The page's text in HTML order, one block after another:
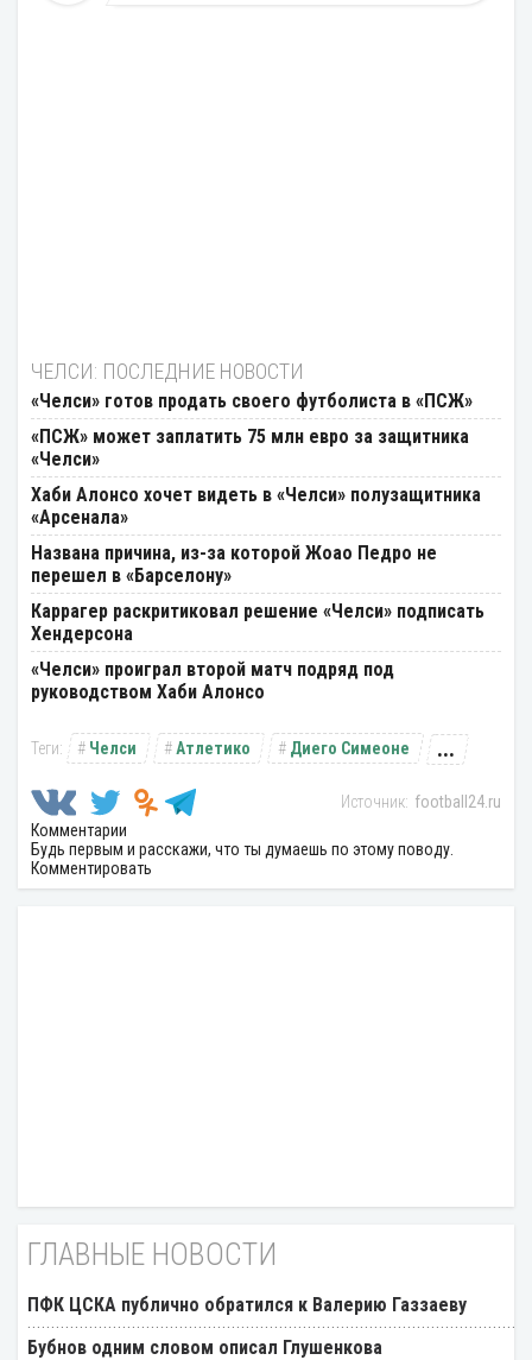
ЧЕЛСИ: ПОСЛЕДНИЕ НОВОСТИ
«Челси» готов продать своего футболиста в «ПСЖ»
«ПСЖ» может заплатить 75 млн евро за защитника
«Челси»
Хаби Алонсо хочет видеть в «Челси» полузащитника
«Арсенала»
Названа причина, из-за которой Жоао Педро не
перешел в «Барселону»
Каррагер раскритиковал решение «Челси» подписать
Хендерсона
«Челси» проиграл второй матч подряд под
руководством Хаби Алонсо
Челси Атлетико Диего Симеоне ...
football24.ru
Комментарии
Будь первым и расскажи, что ты думаешь по этому поводу.
Комментировать
ГЛАВНЫЕ НОВОСТИ
ПФК ЦСКА публично обратился к Валерию Газзаеву
Бубнов одним словом описал Глушенкова